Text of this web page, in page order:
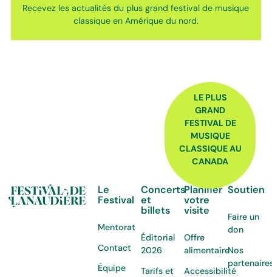
Recevez les actualités du plus grand festival de musique
classique en Amérique du nord.
LE PLUS
GRAND
FESTIVAL DE
MUSIQUE
CLASSIQUE AU
CANADA
Le
Festival
Mentorat
Contact
Équipe
Concerts
et
billets
Éditorial
2026
Tarifs et
Planifier
votre
visite
Offre
alimentaire
Accessibilité
Soutien
Faire un
don
Nos